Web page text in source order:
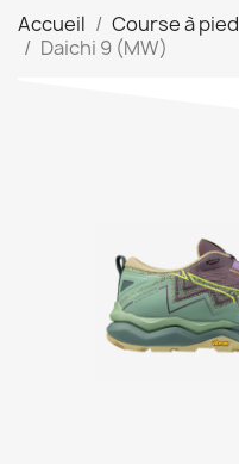
Accueil Course à pied
Daichi 9 (MW)